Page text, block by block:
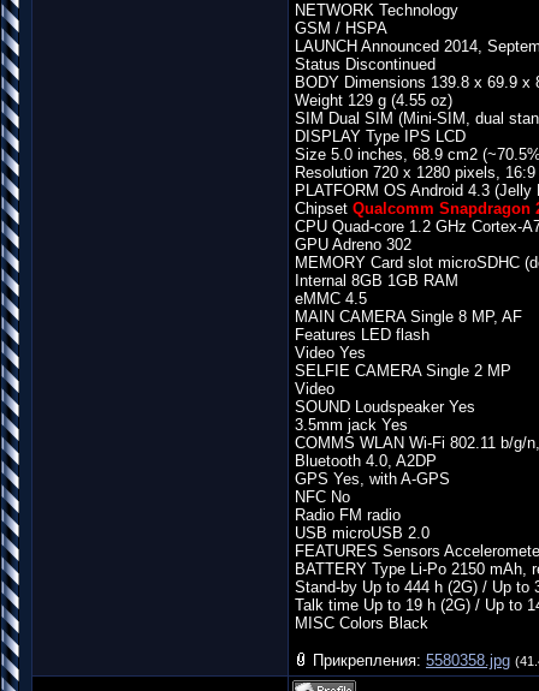
NETWORK Technology
GSM / HSPA
LAUNCH Announced 2014,
Status Discontinued
BODY Dimensions 139.8 x 69.9
Weight 129 g (4.55 oz)
SIM Dual SIM (Mini-SIM, dual
DISPLAY Type IPS LCD
Size 5.0 inches, 68.9 cm2
Resolution 720 x 1280 pixels,
PLATFORM OS Android 4.3 (Jelly
Chipset Qualcomm Snapdragon
CPU Quad-core 1.2 GHz Cortex-
GPU Adreno 302
MEMORY Card slot microSDHC
Internal 8GB 1GB RAM
eMMC 4.5
MAIN CAMERA Single 8 MP, AF
Features LED flash
Video Yes
SELFIE CAMERA Single 2 MP
Video
SOUND Loudspeaker Yes
3.5mm jack Yes
COMMS WLAN Wi-Fi 802.11 b/g/
Bluetooth 4.0, A2DP
GPS Yes, with A-GPS
NFC No
Radio FM radio
USB microUSB 2.0
FEATURES Sensors
BATTERY Type Li-Po 2150 mAh,
Stand-by Up to 444 h (2G) / Up to
Talk time Up to 19 h (2G) / Up to
MISC Colors Black
Прикрепления: 5580358.jpg